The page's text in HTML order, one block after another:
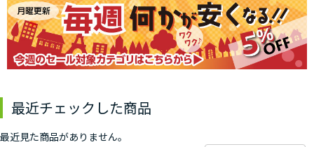
最近チェックした商品
最近見た商品がありません。